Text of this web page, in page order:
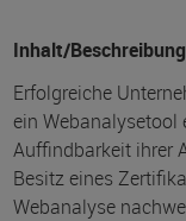
Inhalt/Beschreibung
Erfolgreiche
ein Webanalysetool
Auffindbarkeit ihrer
Besitz eines
Webanalyse